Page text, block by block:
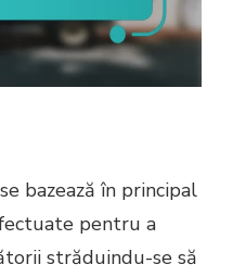
bazează în principal
pentru a
străduindu-se să